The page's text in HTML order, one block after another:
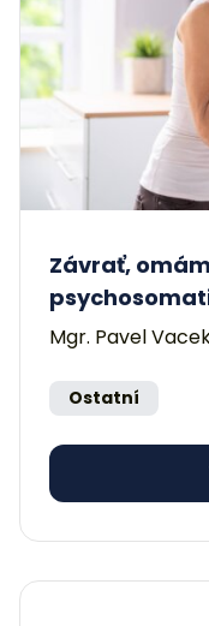
Závrať,
Mgr. Pavel
Ostatní